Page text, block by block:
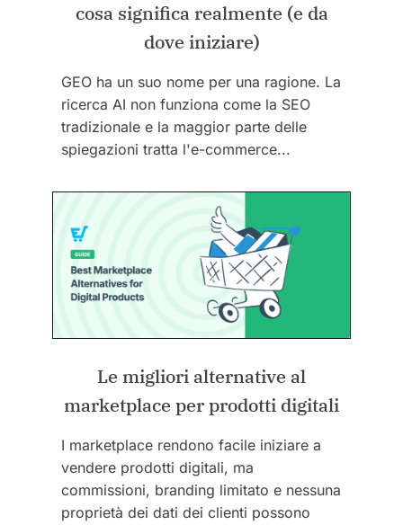
cosa significa realmente (e da
dove iniziare)
GEO ha un suo nome per una ragione. La
ricerca AI non funziona come la SEO
tradizionale e la maggior parte delle
spiegazioni tratta l'e-commerce...
Le migliori alternative al
marketplace per prodotti digitali
I marketplace rendono facile iniziare a
vendere prodotti digitali, ma
commissioni, branding limitato e nessuna
proprietà dei dati dei clienti possono